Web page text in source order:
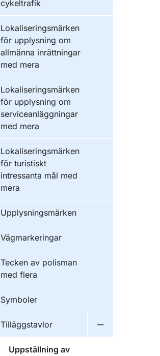
cykeltrafik
Lokaliseringsmärken
för upplysning om
allmänna inrättningar
med mera
Lokaliseringsmärken
för upplysning om
serviceanläggningar
med mera
Lokaliseringsmärken
för turistiskt
intressanta mål med
mera
Upplysningsmärken
Vägmarkeringar
Tecken av polisman
med flera
Symboler
Tilläggstavlor
Uppställning av